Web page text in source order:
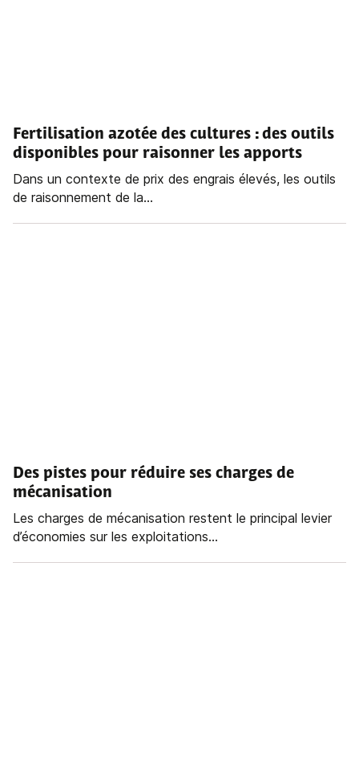
Fertilisation azotée des cultures : des outils
disponibles pour raisonner les apports
Dans un contexte de prix des engrais élevés, les outils
de raisonnement de la...
Des pistes pour réduire ses charges de
mécanisation
Les charges de mécanisation restent le principal levier
d’économies sur les exploitations...